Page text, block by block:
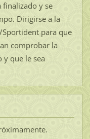
y se
Dirigirse a la
Sportident para que
comprobar la
y que le sea